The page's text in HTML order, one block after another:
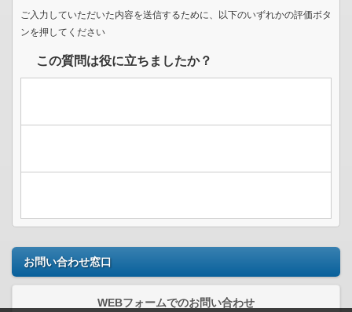
ご入力していただいた内容を送信するために、以下のいずれかの評価ボタ
ンを押してください
この質問は役に立ちましたか？
お問い合わせ窓口
WEBフォームでのお問い合わせ